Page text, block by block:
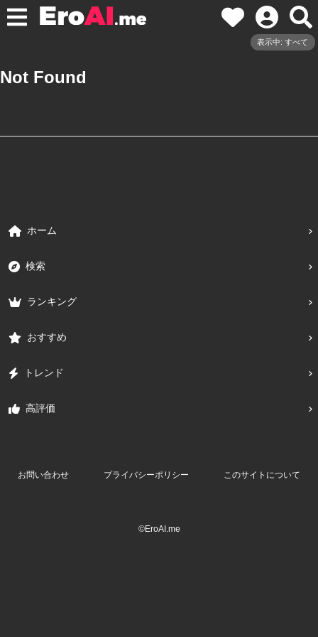
表示中: すべて
Not Found
ホーム
検索
ランキング
おすすめ
トレンド
高評価
お問い合わせ プライバシーポリシー このサイトについて
©EroAI.me